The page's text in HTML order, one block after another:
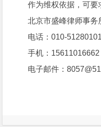
作为维权依据，可要
北京市盛峰律师事务
电话：010-
手机：15611016662
电子邮件：